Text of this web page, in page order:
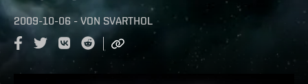
2009-10-06 - VON SVARTHOL